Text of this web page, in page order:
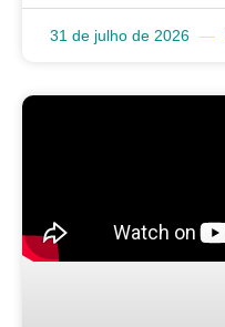
31 de julho de 2026